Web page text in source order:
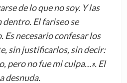
de lo que no soy. Y las
El fariseo se
Es necesario confesar los
sin justificarlos, sin decir:
pero no fue mi culpa…». El
desnuda.